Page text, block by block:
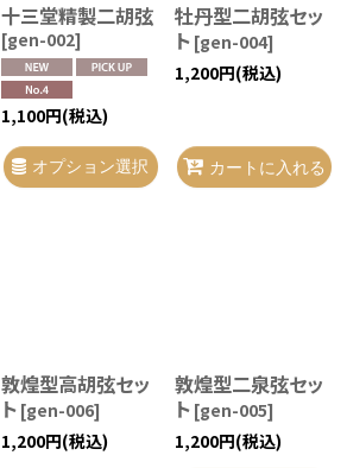
十三堂精製二胡弦
[gen-002]
1,100円(税込)
オプション選択
牡丹型二胡弦セッ
ト [gen-004]
1,200円(税込)
カートに入れる
敦煌型高胡弦セッ
ト [gen-006]
1,200円(税込)
敦煌型二泉弦セッ
ト [gen-005]
1,200円(税込)